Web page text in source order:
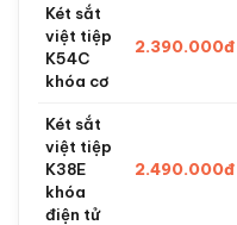
Két sắt
việt tiệp
K54C
khóa cơ
2.390.000đ
Két sắt
việt tiệp
K38E
khóa
điện tử
2.490.000đ